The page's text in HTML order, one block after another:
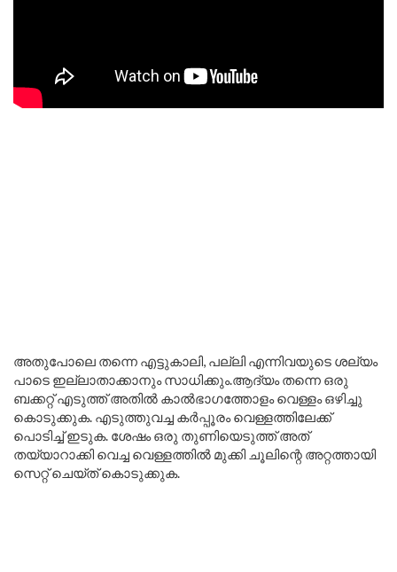
അതുപോലെ തന്നെ എട്ടുകാലി, പല്ലി എന്നിവയുടെ ശല്യം
പാടെ ഇല്ലാതാക്കാനും സാധിക്കും.ആദ്യം തന്നെ ഒരു
ബക്കറ്റ് എടുത്ത് അതിൽ കാൽഭാഗത്തോളം വെള്ളം ഒഴിച്ചു
കൊടുക്കുക. എടുത്തുവച്ച കർപ്പൂരം വെള്ളത്തിലേക്ക്
പൊടിച്ച് ഇടുക. ശേഷം ഒരു തുണിയെടുത്ത് അത്
തയ്യാറാക്കി വെച്ച വെള്ളത്തിൽ മുക്കി ചൂലിന്റെ അറ്റത്തായി
സെറ്റ് ചെയ്ത് കൊടുക്കുക.